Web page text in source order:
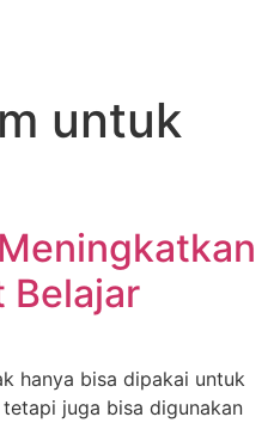
untuk
Belajar
hanya bisa dipakai untuk
juga bisa digunakan